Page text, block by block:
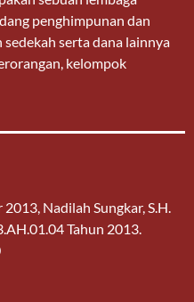
penghimpunan dan
serta dana lainnya
kelompok
Nadilah Sungkar, S.H.
Tahun 2013.